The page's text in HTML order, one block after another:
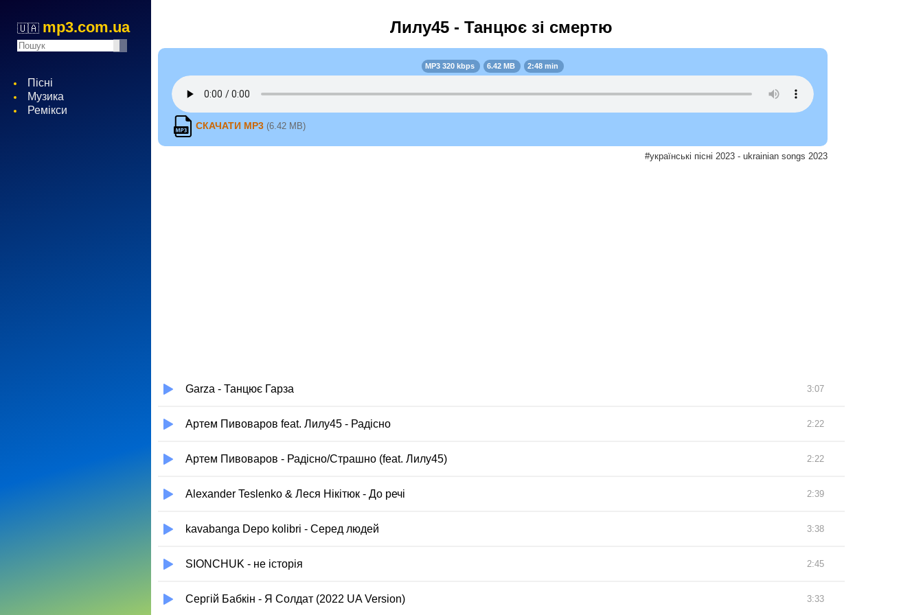
🇺🇦 mp3.com.ua
Пісні
Музика
Ремікси
Лилу45 - Танцює зі смертю
MP3 320 kbps 6.42 MB 2:48 min
СКАЧАТИ MP3 (6.42 MB)
#українські пісні 2023 - ukrainian songs 2023
Garza - Танцює Гарза 3:07
Артем Пивоваров feat. Лилу45 - Радісно 2:22
Артем Пивоваров - Радісно/Страшно (feat. Лилу45) 2:22
Alexander Teslenko & Леся Нікітюк - До речі 2:39
kavabanga Depo kolibri - Серед людей 3:38
SIONCHUK - не історія 2:45
Сергій Бабкін - Я Солдат (2022 UA Version) 3:33